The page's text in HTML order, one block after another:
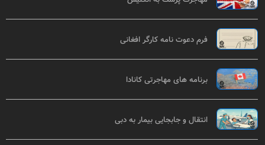
فرم دعوت نامه کارگر افغانی
برنامه های مهاجرتی کانادا
انتقال و جابجایی بیمار به دبی